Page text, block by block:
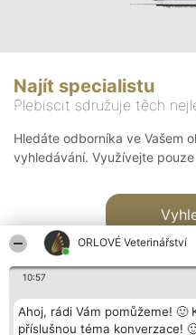
ORLOVÉ Veterinářství
10:57
Ahoj, rádi Vám pomůžeme! 🙂
příslušnou téma konverzace!
Najít specialistu
Plebiscit sdružuje těch
Hledáte odborníka ve Vašem
vyhledávání. Využívejte